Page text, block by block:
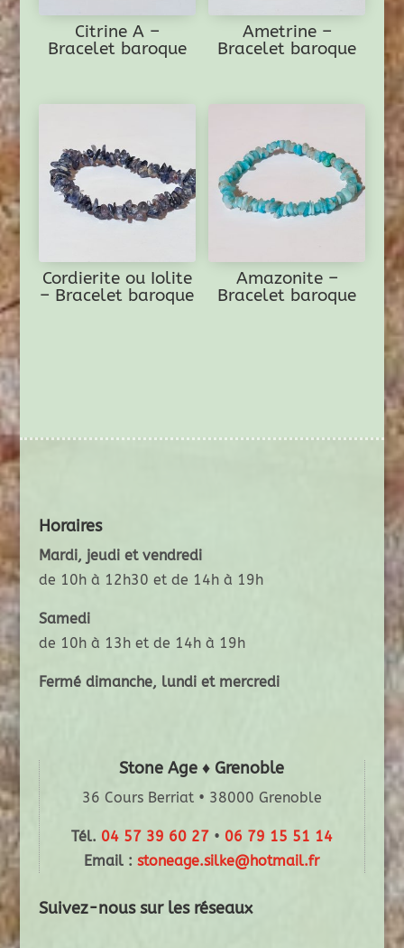
Citrine A –
Bracelet baroque
Ametrine –
Bracelet baroque
Cordierite ou Iolite
– Bracelet baroque
Amazonite –
Bracelet baroque
Horaires
Mardi, jeudi et vendredi
de 10h à 12h30 et de 14h à 19h
Samedi
de 10h à 13h et de 14h à 19h
Fermé dimanche, lundi et mercredi
Stone Age ♦ Grenoble
36 Cours Berriat • 38000 Grenoble
Tél. 04 57 39 60 27• 06 79 15 51 14
Email : stoneage.silke@hotmail.fr
Suivez-nous sur les réseaux